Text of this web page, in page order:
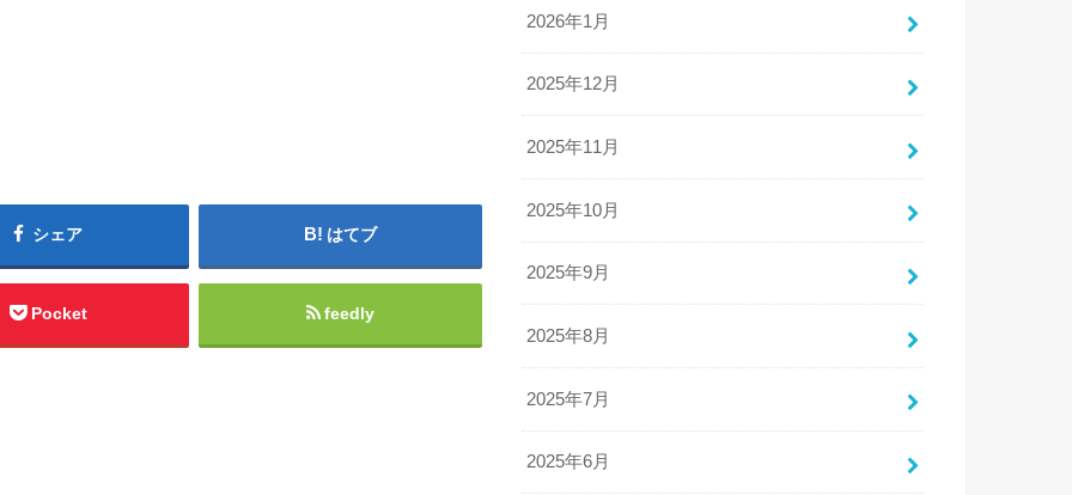
シェア はてブ
Pocket feedly
2026年1月
2025年12月
2025年11月
2025年10月
2025年9月
2025年8月
2025年7月
2025年6月